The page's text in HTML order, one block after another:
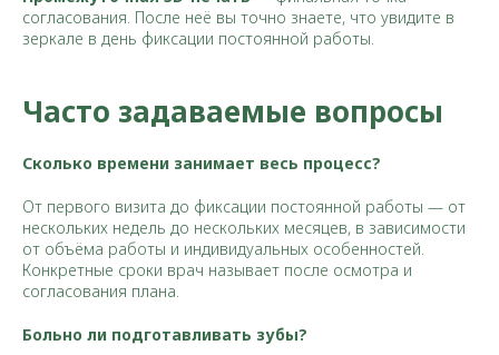
согласования. После неё вы точно знаете, что увидите в
зеркале в день фиксации постоянной работы.
Часто задаваемые вопросы
Сколько времени занимает весь процесс?
От первого визита до фиксации постоянной работы — от
нескольких недель до нескольких месяцев, в зависимости
от объёма работы и индивидуальных особенностей.
Конкретные сроки врач называет после осмотра и
согласования плана.
Больно ли подготавливать зубы?